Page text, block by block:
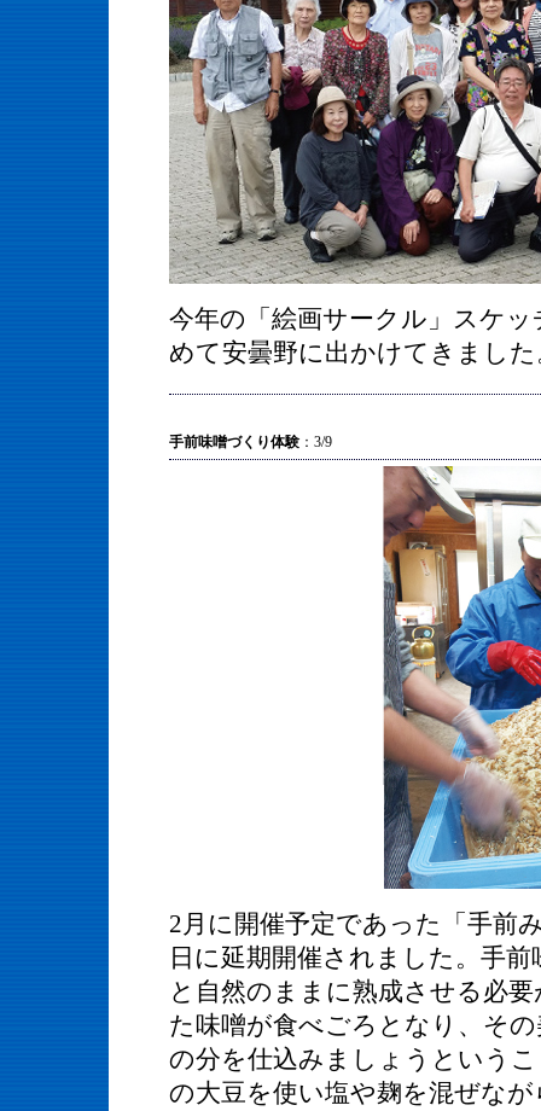
今年の「絵画サークル」スケ
めて安曇野に出かけてきました
手前味噌づくり体験 ：3/9
2月に開催予定であった「手前
日に延期開催されました。 手前
と自然のままに熟成させる必
た味噌が食べごろとなり、そ
の分を仕込みましょうという
の大豆を使い塩や麹を混ぜな